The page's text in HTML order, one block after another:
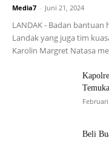
Media7 - Juni 21, 2024
LANDAK - Badan
Landak yang juga tim
Karolin Margret Natasa
Beli